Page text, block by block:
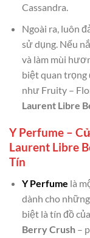
Cassandra.
Ngoài ra, luôn
sử dụng. Nếu
và làm mùi
biệt quan trọng
như Fruity –
Laurent Libre
Y Perfume –
Laurent Libre
Tín
Y Perfume là
dành cho
biệt là tín đồ của
Berry Crush–